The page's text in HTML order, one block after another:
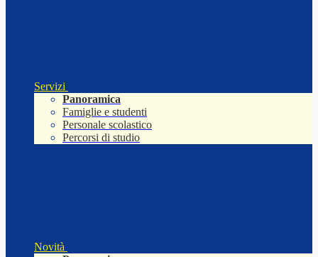
Servizi
Panoramica
Famiglie e studenti
Personale scolastico
Percorsi di studio
Novità